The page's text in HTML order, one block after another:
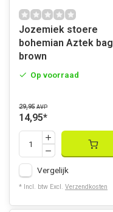
Jozemiek stoere
bohemian Aztek bag
brown
Op voorraad
29,95 AVP
14,95*
Vergelijk
* Incl. btw Excl. Verzendkosten